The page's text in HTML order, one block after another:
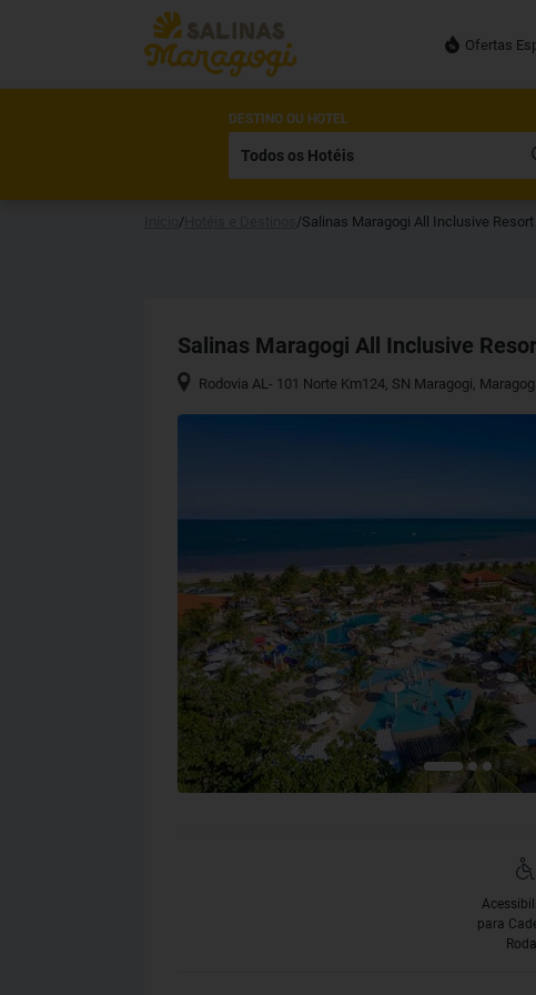
Ofertas
DESTINO OU HOTEL
/ /Salinas Maragogi All Inclusive Resort
Salinas Maragogi All Inclusive
Rodovia AL- 101 Norte Km124, SN Maragogi, Maragogi
para